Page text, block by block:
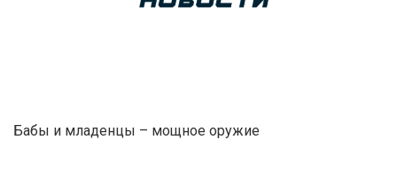
Бабы и младенцы – мощное оружие